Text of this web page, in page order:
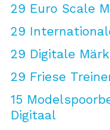
29 Euro Scale
29
29 Digitale
29 Friese
15
Digitaal